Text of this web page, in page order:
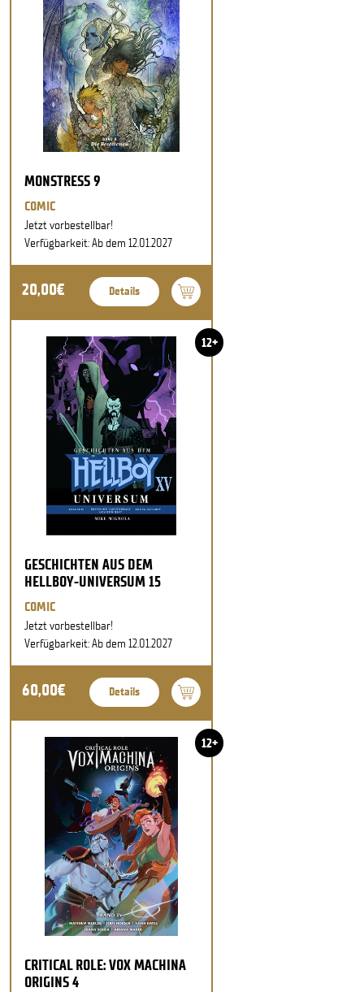
MONSTRESS 9
COMIC
Jetzt vorbestellbar!
Verfügbarkeit: Ab dem 12.01.2027
20,00€ Details
12+
GESCHICHTEN AUS DEM
HELLBOY-UNIVERSUM 15
COMIC
Jetzt vorbestellbar!
Verfügbarkeit: Ab dem 12.01.2027
60,00€ Details
12+
CRITICAL ROLE: VOX MACHINA
ORIGINS 4